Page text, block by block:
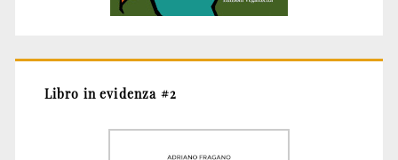
Libro in evidenza #2